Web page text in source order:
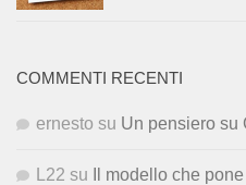
COMMENTI RECENTI
ernesto su Un pensiero su
L22 su
Il modello che